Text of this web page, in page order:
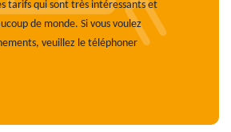
tarifs qui sont très intéressants et
de monde. Si vous voulez
veuillez le téléphoner